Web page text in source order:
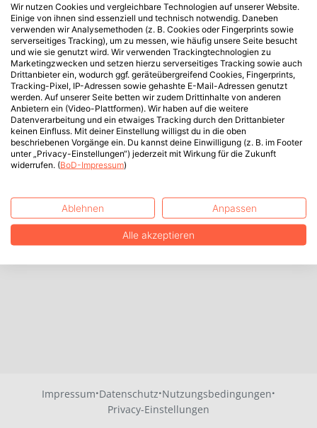
Impressum·Datenschutz·Nutzungsbedingungen·
Privacy-Einstellungen
Wir nutzen Cookies und vergleichbare Technologien auf unserer Website.
Einige von ihnen sind essenziell und technisch notwendig. Daneben
verwenden wir Analysemethoden (z. B. Cookies oder Fingerprints sowie
serverseitiges Tracking), um zu messen, wie häufig unsere Seite besucht
und wie sie genutzt wird. Wir verwenden Trackingtechnologien zu
Marketingzwecken und setzen hierzu serverseitiges Tracking sowie auch
Drittanbieter ein, wodurch ggf. geräteübergreifend Cookies, Fingerprints,
Tracking-Pixel, IP-Adressen sowie gehashte E-Mail-Adressen genutzt
werden. Auf unserer Seite betten wir zudem Drittinhalte von anderen
Anbietern ein (Video-Plattformen). Wir haben auf die weitere
Datenverarbeitung und ein etwaiges Tracking durch den Drittanbieter
keinen Einfluss. Mit deiner Einstellung willigst du in die oben
beschriebenen Vorgänge ein. Du kannst deine Einwilligung (z. B. im Footer
unter „Privacy-Einstellungen“) jederzeit mit Wirkung für die Zukunft
widerrufen. (BoD-Impressum)
Ablehnen Anpassen
Alle akzeptieren